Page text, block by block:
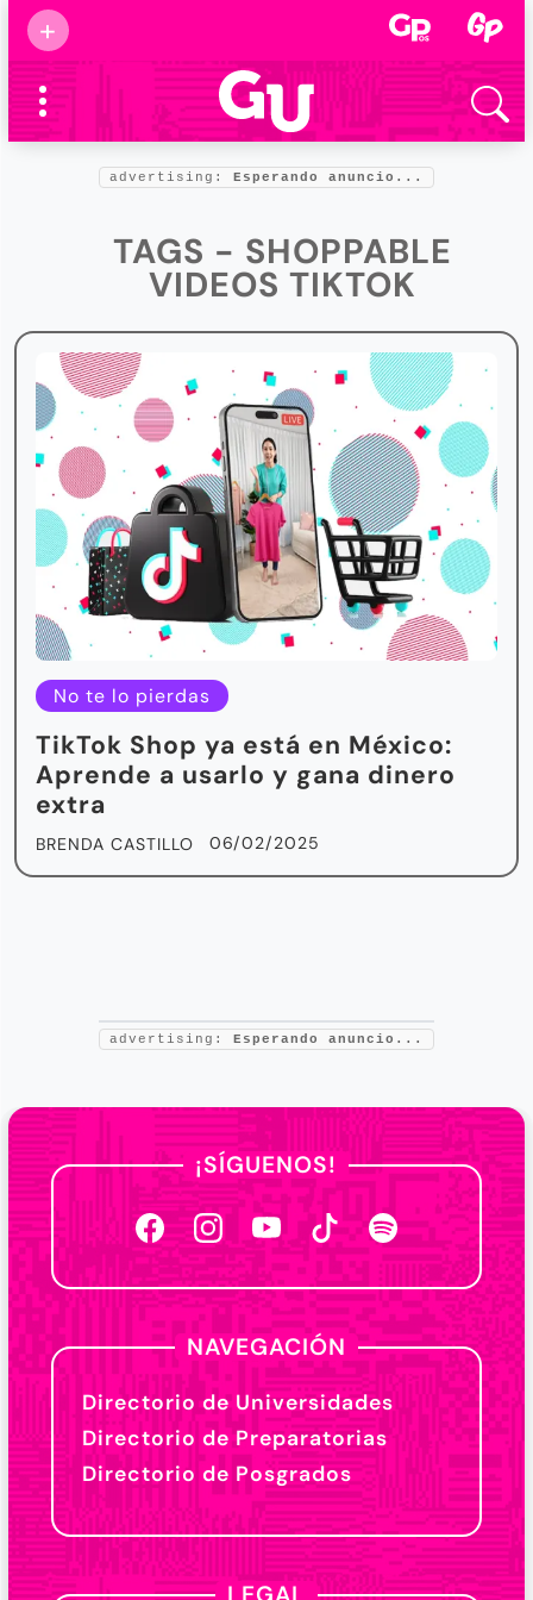
+
Supermamás
2025
Marcas de
confianza
Foro salud
advertising: Esperando anuncio...
TAGS - SHOPPABLE
VIDEOS TIKTOK
No te lo pierdas
TikTok Shop ya está en México:
Aprende a usarlo y gana dinero
extra
BRENDA CASTILLO 06/02/2025
advertising: Esperando anuncio...
¡SÍGUENOS!
NAVEGACIÓN
Directorio de Universidades
Directorio de Preparatorias
Directorio de Posgrados